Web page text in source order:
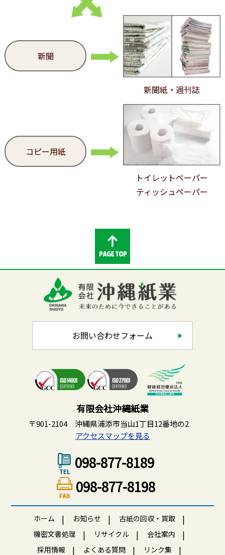
新聞
新聞紙・週刊誌
コピー用紙
トイレットペーパー
ティッシュペーパー
お問い合わせフォーム
有限会社沖縄紙業
〒901-2104 沖縄県浦添市当山1丁目12番地の2
アクセスマップを見る
098-877-8189
098-877-8198
ホーム お知らせ
古紙の回収・買取
機密文書処理
リサイクル
会社案内
採用情報
よくある質問 リンク集